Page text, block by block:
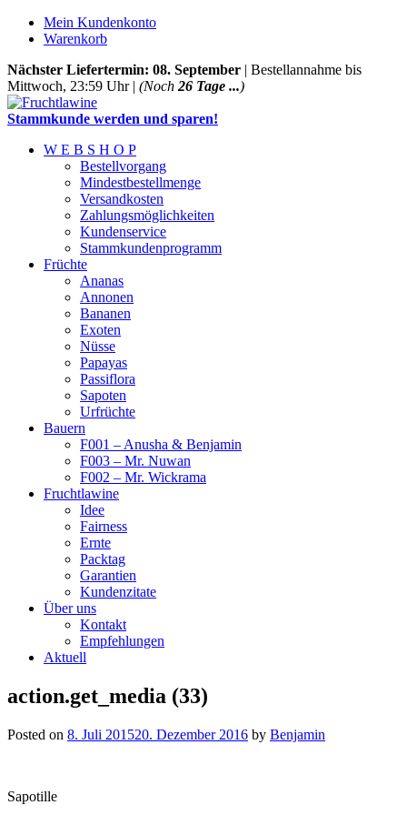
Mein Kundenkonto
Warenkorb
Nächster Liefertermin: 08. September | Bestellannahme bis
Mittwoch, 23:59 Uhr | (Noch 26 Tage ...)
Stammkunde werden und sparen!
W E B S H O P
Bestellvorgang
Mindestbestellmenge
Versandkosten
Zahlungsmöglichkeiten
Kundenservice
Stammkundenprogramm
Früchte
Ananas
Annonen
Bananen
Exoten
Nüsse
Papayas
Passiflora
Sapoten
Urfrüchte
Bauern
F001 – Anusha & Benjamin
F003 – Mr. Nuwan
F002 – Mr. Wickrama
Fruchtlawine
Idee
Fairness
Ernte
Packtag
Garantien
Kundenzitate
Über uns
Kontakt
Empfehlungen
Aktuell
action.get_media (33)
Posted on 8. Juli 201520. Dezember 2016 by Benjamin
Sapotille